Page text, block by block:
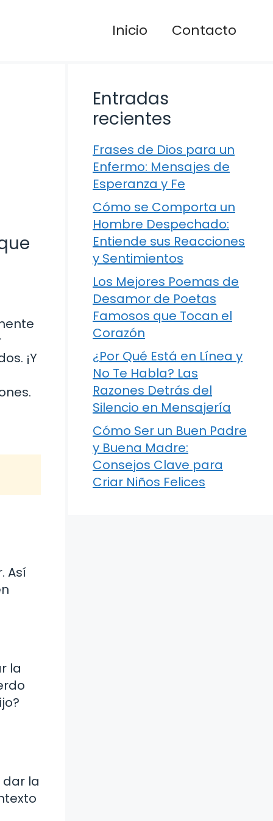
Inicio Contacto
¡Y
Así
la
la
Entradas
recientes
Frases de Dios para un
Enfermo: Mensajes de
Esperanza y Fe
Cómo se Comporta un
Hombre Despechado:
Entiende sus Reacciones
y Sentimientos
Los Mejores Poemas de
Desamor de Poetas
Famosos que Tocan el
Corazón
¿Por Qué Está en Línea y
No Te Habla? Las
Razones Detrás del
Silencio en Mensajería
Cómo Ser un Buen Padre
y Buena Madre:
Consejos Clave para
Criar Niños Felices